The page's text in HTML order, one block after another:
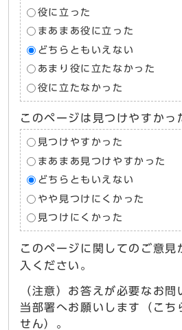
役に立った
まあまあ役に立った
どちらともいえない
あまり役に立たなかった
役に立たなかった
このページは見つけやすかっ
見つけやすかった
まあまあ見つけやすかった
どちらともいえない
やや見つけにくかった
見つけにくかった
このページに関してのご意見
入ください。
（注意）お答えが必要なお
当部署へお願いします（こち
せん）。